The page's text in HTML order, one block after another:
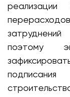
реализации
поэтому